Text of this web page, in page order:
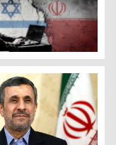
حرب الظل تشتعل: